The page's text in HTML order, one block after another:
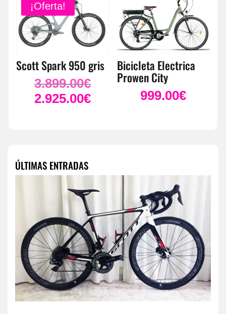
3.829.00€.
¡Oferta!
Scott Spark 950 gris
3.899.00€El
precio
2.925.00€El
Bicicleta Electrica
Prowen City
999.00€